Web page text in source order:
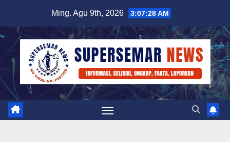
content
Ming. Agu 9th, 2026 3:07:29 AM